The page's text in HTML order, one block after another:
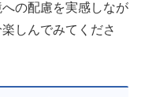
の配慮を実感しなが
しんでみてくださ